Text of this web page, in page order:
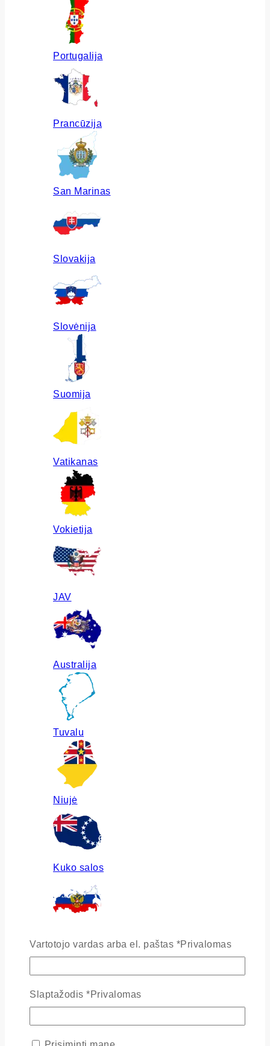
Portugalija
Prancūzija
San Marinas
Slovakija
Slovėnija
Suomija
Vatikanas
Vokietija
JAV
Australija
Tuvalu
Niujė
Kuko salos
Vartotojo vardas arba el. paštas *Privalomas
Slaptažodis *Privalomas